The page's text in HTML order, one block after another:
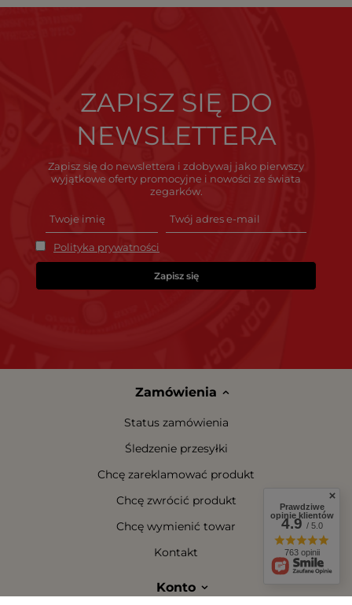
ZAPISZ SIĘ DO
NEWSLETTERA
Zapisz się do newslettera i zdobywaj jako pierwszy
wyjątkowe oferty promocyjne i nowości ze świata
zegarków.
Polityka prywatności
Zapisz się
Zamówienia
Status zamówienia
Śledzenie przesyłki
Chcę zareklamować produkt
Chcę zwrócić produkt
Chcę wymienić towar
Kontakt
Konto
Prawdziwe
opinie klientów
4.9/ 5.0
763 opinii